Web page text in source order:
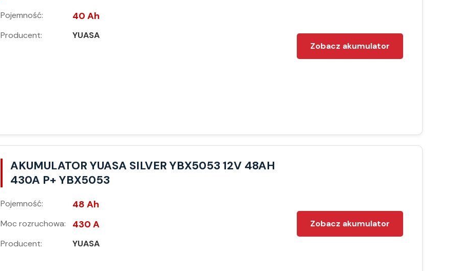
Pojemność: 40 Ah
Producent:
YUASA
Zobacz akumulator
AKUMULATOR YUASA SILVER YBX5053 12V 48AH
430A P+ YBX5053
Pojemność: 48 Ah
Moc rozruchowa: 430 A
Producent: YUASA
Zobacz akumulator